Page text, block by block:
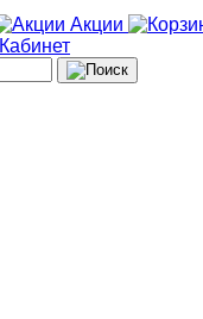
Акции
Кабинет